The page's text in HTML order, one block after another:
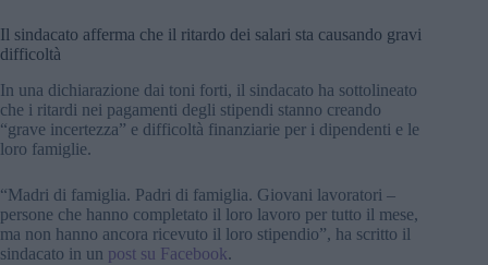
Il sindacato afferma che il ritardo dei salari sta causando gravi
difficoltà
In una dichiarazione dai toni forti, il sindacato ha sottolineato
che i ritardi nei pagamenti degli stipendi stanno creando
“grave incertezza” e difficoltà finanziarie per i dipendenti e le
loro famiglie.
“Madri di famiglia. Padri di famiglia. Giovani lavoratori –
persone che hanno completato il loro lavoro per tutto il mese,
ma non hanno ancora ricevuto il loro stipendio”, ha scritto il
sindacato in un post su Facebook.